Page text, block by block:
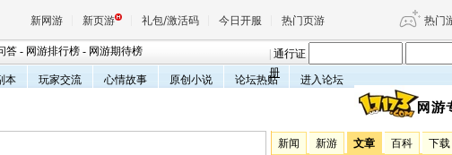
新网游 新页游 礼包/激活码 今日开服 热门页游 热门
DNF 传
答 - 网游排行榜 - 网游期待榜 通行证
册
本 玩家交流 心情故事 原创小说 论坛热贴 进入论坛
新闻 新游 文章 百科 下载